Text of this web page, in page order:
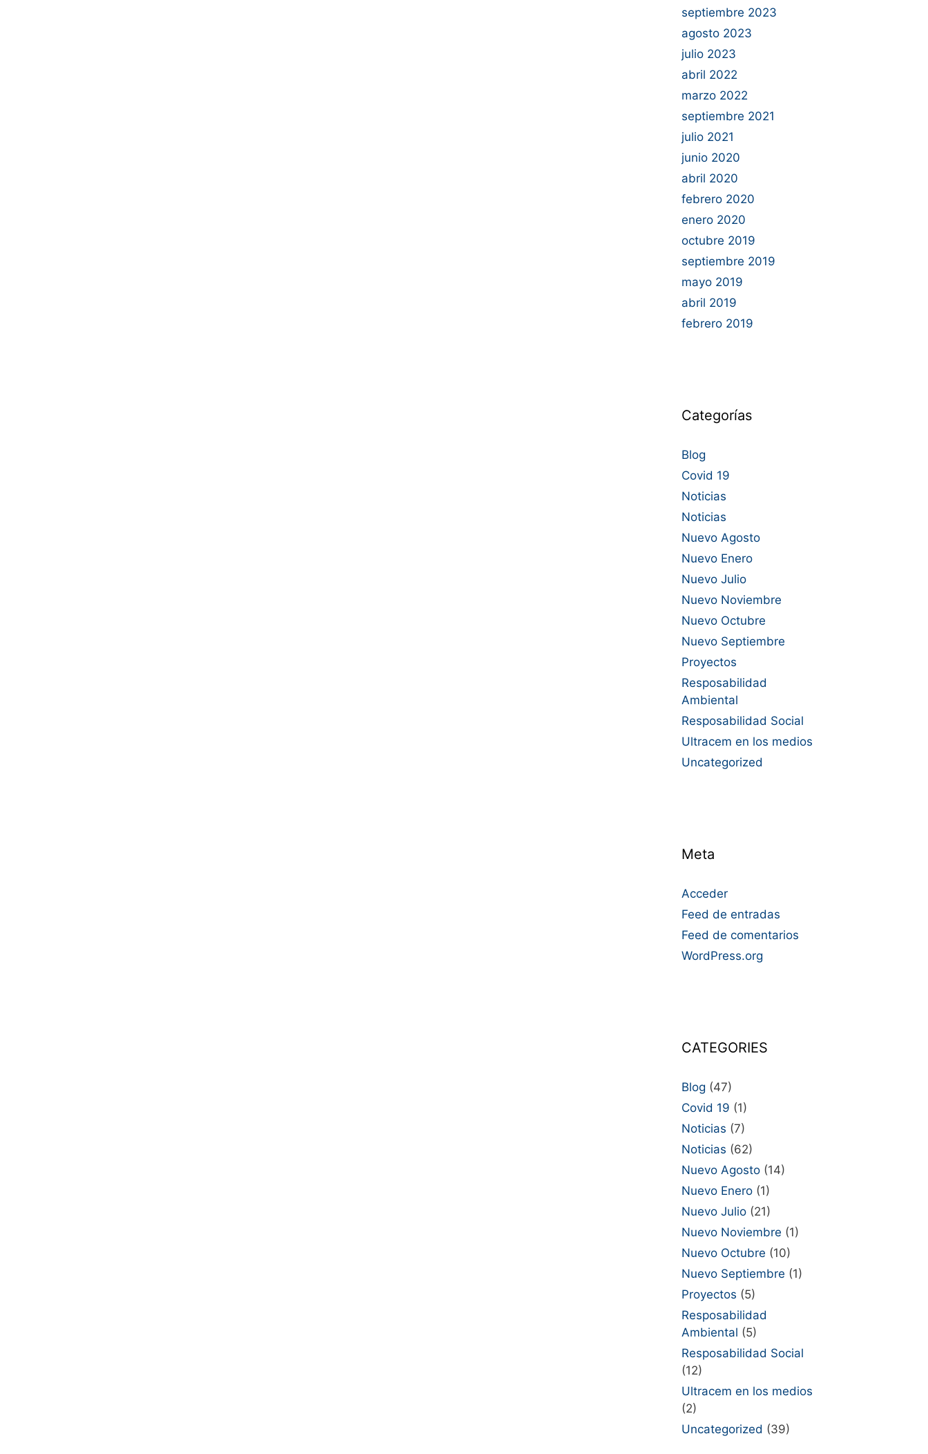
septiembre 2023
agosto 2023
julio 2023
abril 2022
marzo 2022
septiembre 2021
julio 2021
junio 2020
abril 2020
febrero 2020
enero 2020
octubre 2019
septiembre 2019
mayo 2019
abril 2019
febrero 2019
Categorías
Blog
Covid 19
Noticias
Noticias
Nuevo Agosto
Nuevo Enero
Nuevo Julio
Nuevo Noviembre
Nuevo Octubre
Nuevo Septiembre
Proyectos
Resposabilidad
Ambiental
Resposabilidad Social
Ultracem en los medios
Uncategorized
Meta
Acceder
Feed de entradas
Feed de comentarios
WordPress.org
CATEGORIES
Blog (47)
Covid 19 (1)
Noticias (7)
Noticias (62)
Nuevo Agosto (14)
Nuevo Enero (1)
Nuevo Julio (21)
Nuevo Noviembre (1)
Nuevo Octubre (10)
Nuevo Septiembre (1)
Proyectos (5)
Resposabilidad
Ambiental (5)
Resposabilidad Social
(12)
Ultracem en los medios
(2)
Uncategorized (39)